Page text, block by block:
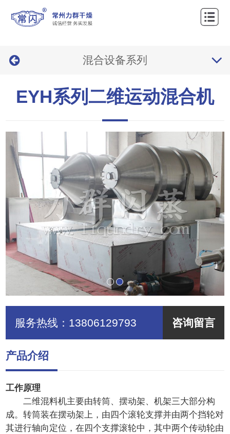
服
心
我
们
混合设备系列
EYH系列二维运动混合机
服务热线： 13806129793 咨询留言
产品介绍
工作原理
二维混料机主要由转筒、摆动架、机架三大部分构
成。转筒装在摆动架上，由四个滚轮支撑并由两个挡轮对
其进行轴向定位，在四个支撑滚轮中，其中两个传动轮由